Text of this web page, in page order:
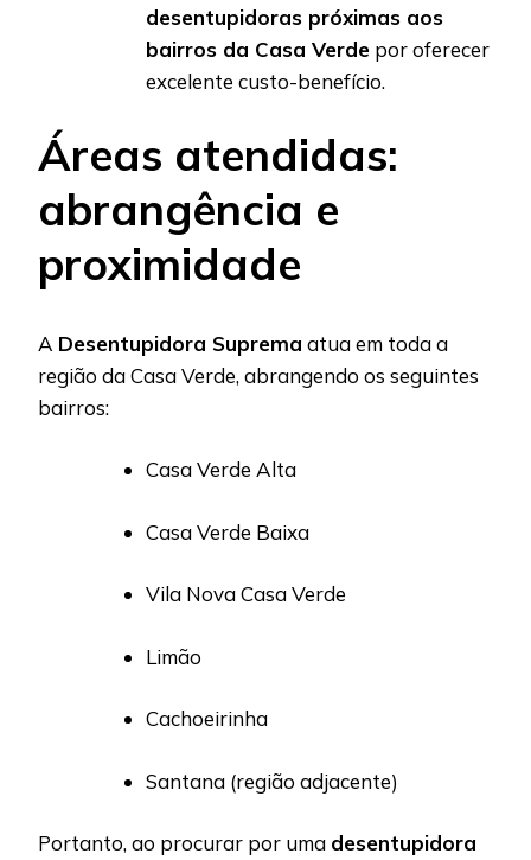
desentupidoras próximas aos
bairros da Casa Verde por oferecer
excelente custo-benefício.
Áreas atendidas:
abrangência e
proximidade
A Desentupidora Suprema atua em toda a
região da Casa Verde, abrangendo os seguintes
bairros:
Casa Verde Alta
Casa Verde Baixa
Vila Nova Casa Verde
Limão
Cachoeirinha
Santana (região adjacente)
Portanto, ao procurar por uma desentupidora